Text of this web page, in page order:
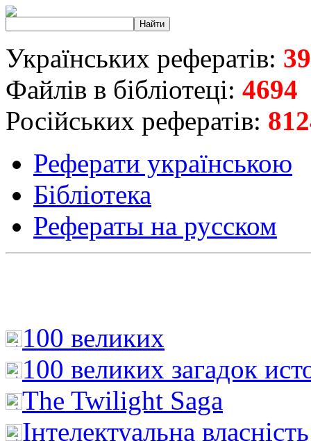
Українських рефератів:
Файлів в бібліотеці: 4694
Російських рефератів:
Реферати українською
Бібліотека
Рефераты на русском
100 великих
100 великих загадок
The Twilight Saga
Інтелектуальна влaсність